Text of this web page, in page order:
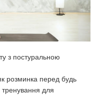
з постуральною
розминка перед будь
для